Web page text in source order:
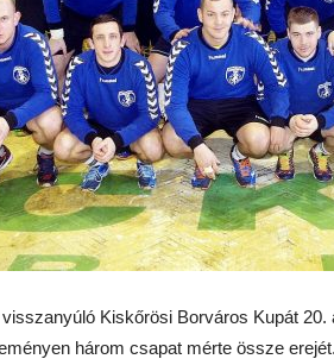
Kiskőrösi Borváros Kupát
három csapat mérte össze erejét.